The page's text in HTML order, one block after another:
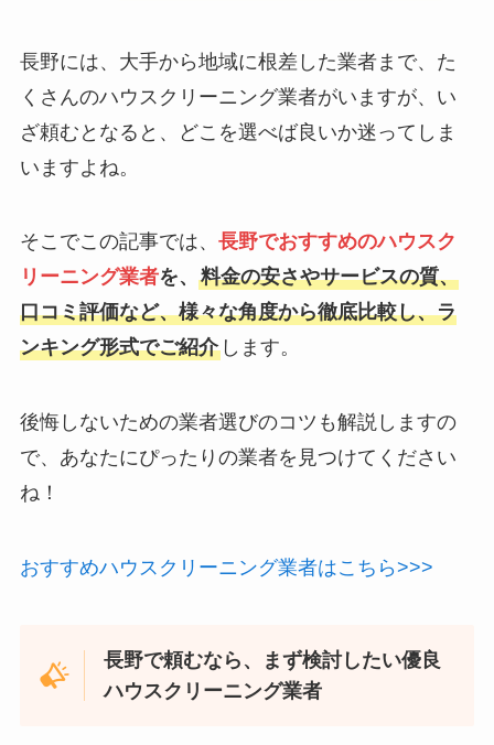
長野には、大手から地域に根差した業者まで、た
くさんのハウスクリーニング業者がいますが、い
ざ頼むとなると、どこを選べば良いか迷ってしま
いますよね。
そこでこの記事では、 長野でおすすめのハウスク
リーニング業者を、 料金の安さやサービスの質、
口コミ評価など、様々な角度から徹底比較し、ラ
ンキング形式でご紹介します。
後悔しないための業者選びのコツも解説しますの
で、あなたにぴったりの業者を見つけてください
ね！
おすすめハウスクリーニング業者はこちら>>>
長野で頼むなら、まず検討したい優良
ハウスクリーニング業者